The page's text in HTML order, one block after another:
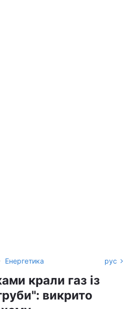
Енергетика рус
крали газ із
викрито